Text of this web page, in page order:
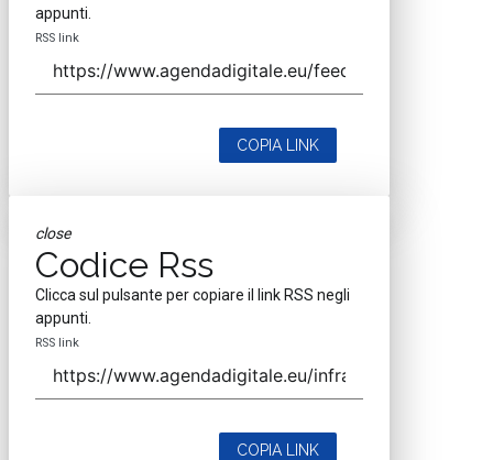
appunti.
RSS link
COPIA LINK
close
Codice Rss
Clicca sul pulsante per copiare il link RSS negli
appunti.
RSS link
COPIA LINK